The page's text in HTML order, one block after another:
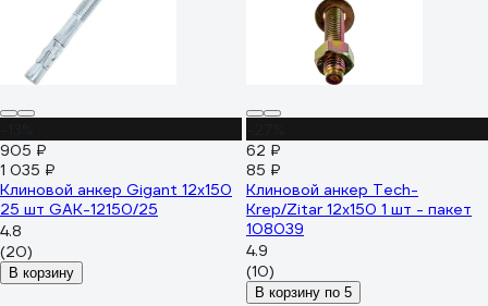
905 ₽
1 035 ₽
Клиновой анкер Gigant 12x150
25 шт GAK-12150/25
4.8
(20)
В корзину
62 ₽
85 ₽
Клиновой анкер Tech-
Krep/Zitar 12х150 1 шт - пакет
108039
4.9
(10)
В корзину по 5